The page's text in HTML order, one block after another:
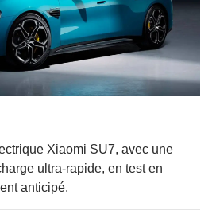
Xiaomi SU7, avec une
ultra-rapide, en test en
anticipé.